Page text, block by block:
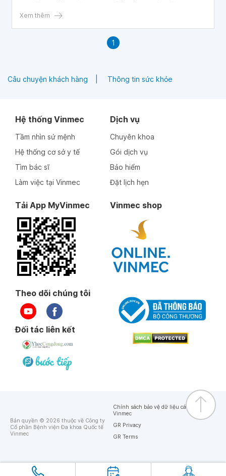
việc theo dõi sát bệnh nhân.
Xem thêm
1
Câu chuyện khách hàng Thông tin sức khỏe
Hệ thống Vinmec
Tầm nhìn sứ mệnh
Hệ thống cơ sở y tế
Tìm bác sĩ
Làm việc tại Vinmec
Dịch vụ
Chuyên khoa
Gói dịch vụ
Bảo hiểm
Đặt lịch hẹn
Tải App MyVinmec Vinmec shop
Theo dõi chúng tôi
Đối tác liên kết
Bản quyền © 2026 thuộc về Công ty
Cổ phần Bệnh viện Đa khoa Quốc tế
Vinmec
Chính sách bảo vệ dữ liệu cá nhân của
Vinmec
GR Privacy
GR Terms